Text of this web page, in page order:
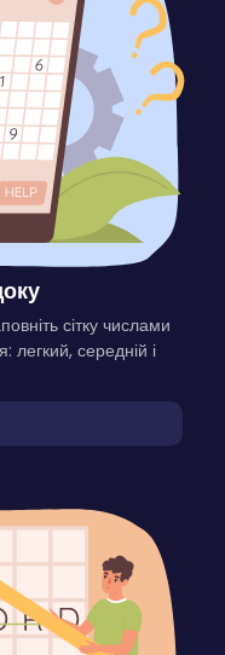
сітку числами
легкий, середній і